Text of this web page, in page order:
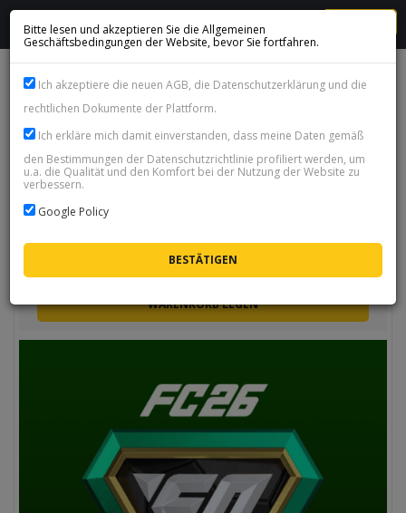
FC POINTS XSX, XSS, XONE
Unten können Sie FC Points für Ihre Xbox kaufen. Die Anleitung dazu
finden SieHIER.
Sortieren
FC 26 Points 12000 - XBOX
SOFORTIGE LIEFERUNG 24/7
€73.47
WARENKORB LEGEN
Bitte lesen und akzeptieren Sie die Allgemeinen
Geschäftsbedingungen der Website, bevor Sie fortfahren.
Ich akzeptiere die neuen AGB, die Datenschutzerklärung und die
rechtlichen Dokumente der Plattform.
Ich erkläre mich damit einverstanden, dass meine Daten gemäß
den Bestimmungen der Datenschutzrichtlinie profiliert werden, um
u.a. die Qualität und den Komfort bei der Nutzung der Website zu
verbessern.
Google Policy